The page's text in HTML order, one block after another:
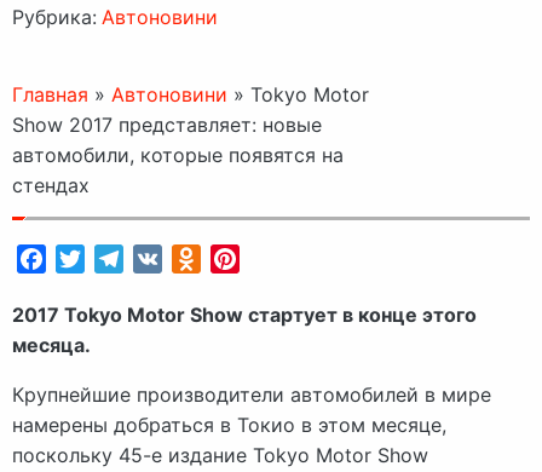
Рубрика: Автоновини
Главная » Автоновини » Tokyo Motor
Show 2017 представляет: новые
автомобили, которые появятся на
стендах
FacebookTwitterTelegram
VK Odnoklassniki
2017 Tokyo Motor Show стартует в конце этого
месяца.
Крупнейшие производители автомобилей в мире
намерены добраться в Токио в этом месяце,
поскольку 45-е издание Tokyo Motor Show